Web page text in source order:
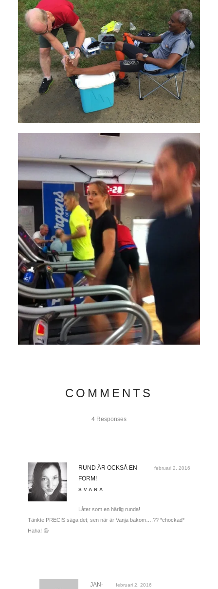
COMMENTS
4 Responses
februari 2, 2016
RUND ÄR OCKSÅ EN
FORM!
SVARA
Låter som en härlig runda!
Tänkte PRECIS säga det; sen när är Vanja bakom….?? *chockad*
Haha! 😀
februari 2, 2016
JAN-